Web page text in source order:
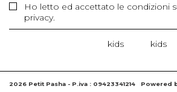
Ho letto ed accettato le condizioni
privacy.
kids kids
2026 Petit Pasha - P.iva : 09423341214 Powered